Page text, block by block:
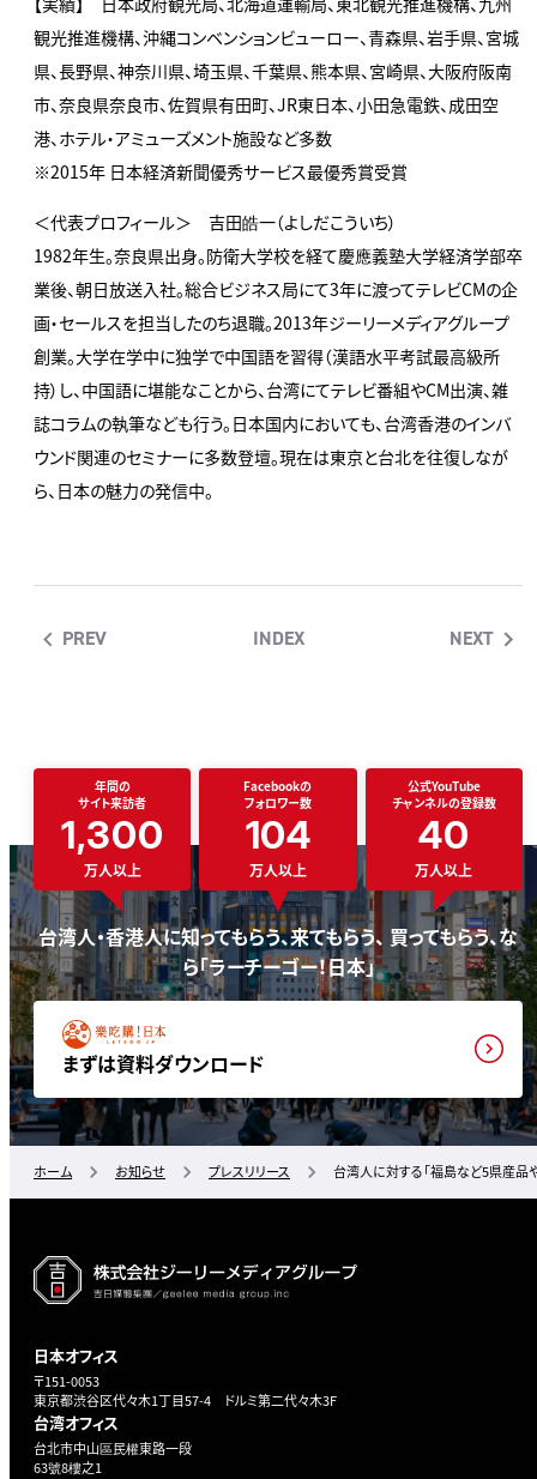
観光推進機構、沖縄コンベンションビューロー、青森県、岩手県、宮城
県、長野県、神奈川県、埼玉県、千葉県、熊本県、宮崎県、大阪府阪南
市、奈良県奈良市、佐賀県有田町、JR東日本、小田急電鉄、成田空
港、ホテル・アミューズメント施設など多数
※2015年 日本経済新聞優秀サービス最優秀賞受賞
＜代表プロフィール＞ 吉田皓一（よしだこういち）
1982年生。奈良県出身。防衛大学校を経て慶應義塾大学経済学部卒
業後、朝日放送入社。総合ビジネス局にて3年に渡ってテレビCMの企
画・セールスを担当したのち退職。2013年ジーリーメディアグループ
創業。大学在学中に独学で中国語を習得（漢語水平考試最高級所
持）し、中国語に堪能なことから、台湾にてテレビ番組やCM出演、雑
誌コラムの執筆なども行う。日本国内においても、台湾香港のインバ
ウンド関連のセミナーに多数登壇。現在は東京と台北を往復しなが
ら、日本の魅力の発信中。
PREV INDEX NEXT
台湾人・香港人に知ってもらう、来てもらう、 買ってもらう、な
ら「ラーチーゴー！日本」
まずは資料ダウンロード
年間の
サイト来訪者
1,300
万人以上
Facebookの
フォロワー数
104
万人以上
公式YouTube
チャンネルの登録数
40
万人以上
ホーム お知らせ プレスリリース 台湾人に対する「福島など5県産品
日本オフィス
〒151-0053
東京都渋谷区代々木1丁目57-4 ドルミ第二代々木3F
台湾オフィス
台北市中山區民權東路一段
63號8樓之1